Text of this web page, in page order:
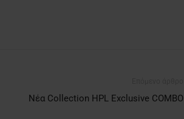
Nέα Collection HPL Exclusive COMBO